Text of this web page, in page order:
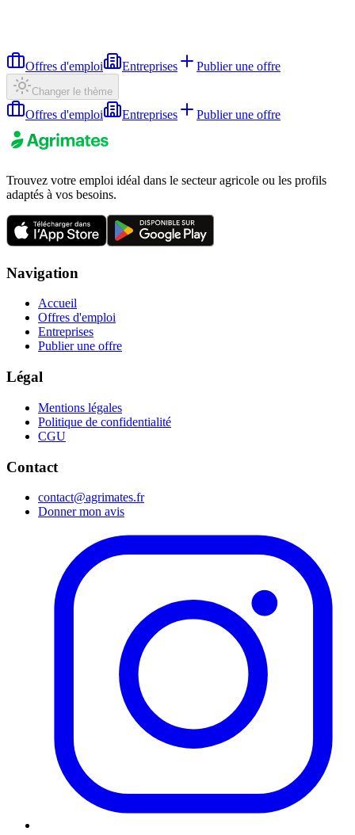
Offres d'emploi Entreprises Publier une offre
Changer le thème
Offres d'emploi Entreprises Publier une offre
Trouvez votre emploi idéal dans le secteur agricole ou les profils
adaptés à vos besoins.
Navigation
Accueil
Offres d'emploi
Entreprises
Publier une offre
Légal
Mentions légales
Politique de confidentialité
CGU
Contact
contact@agrimates.fr
Donner mon avis